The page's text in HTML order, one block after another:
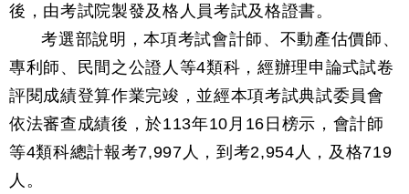
後，由考試院製發及格人員考試及格證書。
考選部說明，本項考試會計師、不動產估價師、
專利師、民間之公證人等4類科，經辦理申論式試卷
評閱成績登算作業完竣，並經本項考試典試委員會
依法審查成績後，於113年10月16日榜示，會計師
等4類科總計報考7,997人，到考2,954人，及格719
人。